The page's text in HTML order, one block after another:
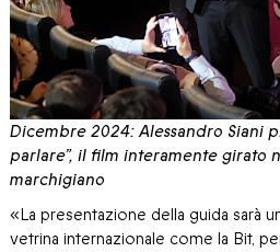
Dicembre 2024: Alessandro Siani
parlare”, il film interamente girato
marchigiano
«La presentazione della guida sarà
vetrina internazionale come la Bit,